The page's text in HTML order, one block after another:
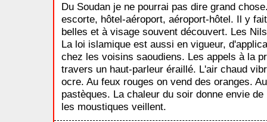
Du Soudan je ne pourrai pas dire grand
escorte, hôtel-aéroport, aéroport-hôtel. Il y
belles et à visage souvent découvert. Les
La loi islamique est aussi en vigueur,
chez les voisins saoudiens. Les appels à la
travers un haut-parleur éraillé. L'air chaud
ocre. Au feux rouges on vend des oranges.
pastèques. La chaleur du soir donne envie
les moustiques veillent.